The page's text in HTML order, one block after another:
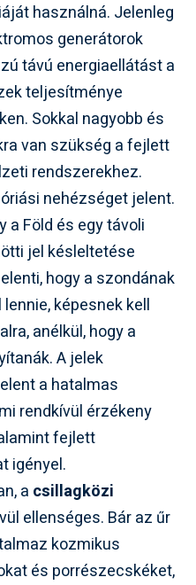
használná. Jelenleg
generátorok
távú energiaellátást a
teljesítménye
Sokkal nagyobb és
van szükség a fejlett
rendszerekhez.
nehézséget jelent.
a Föld és egy távoli
jel késleltetése
hogy a szondának
képesnek kell
anélkül, hogy a
A jelek
a hatalmas
rendkívül érzékeny
fejlett
igényel.
a csillagközi
ellenséges. Bár az űr
kozmikus
és porrészecskéket,